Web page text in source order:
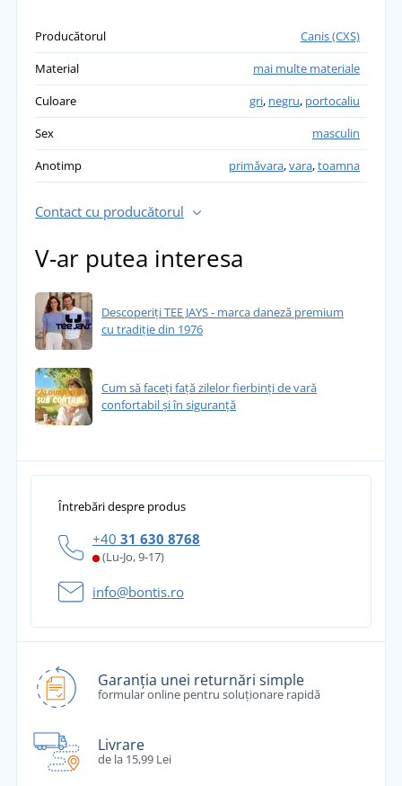
Producătorul
Canis (CXS)
Material
mai multe materiale
Culoare
gri, negru, portocaliu
Sex
masculin
Anotimp
primăvara,vara,toamna
Contact cu producătorul
V-ar putea interesa
Descoperiți TEE JAYS - marca daneză premium
cu tradiție din 1976
Cum să faceți față zilelor fierbinți de vară
confortabil și în siguranță
Întrebări despre produs
+40 31 630 8768
(Lu-Jo, 9-17)
info@bontis.ro
Garanția unei returnări simple
formular online pentru soluționare rapidă
Livrare
de la 15,99 Lei